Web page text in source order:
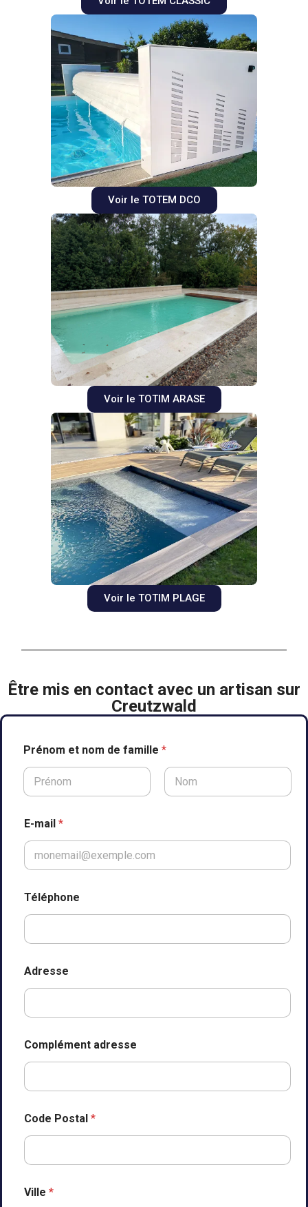
Voir le TOTEM DCO
Voir le TOTIM ARASE
Voir le TOTIM PLAGE
Être mis en contact avec un artisan sur
Creutzwald
Prénom et nom de famille *
é
p
o
n
e
e
r
j
e
E-mail *
Téléphone
Adresse
Complément adresse
Code Postal *
Ville *